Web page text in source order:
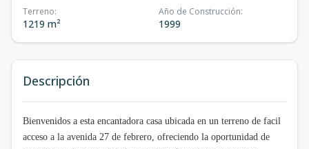
Terreno:
1219 m²
Año de Construcción:
1999
Descripción
Bienvenidos a esta encantadora casa ubicada en un terreno de facil
acceso a la avenida 27 de febrero, ofreciendo la oportunidad de